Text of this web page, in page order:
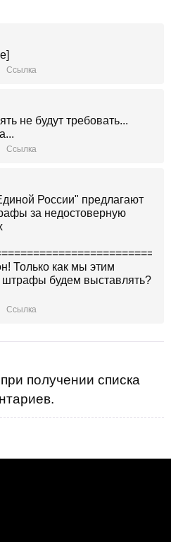
Ссылка
не будут требовать...
Ссылка
России" предлагают
за недостоверную
Только как мы этим
будем выставлять?
Ссылка
получении списка